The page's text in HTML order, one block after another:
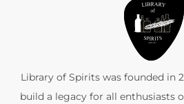
Library of Spirits was founded in
build a legacy for all enthusiasts